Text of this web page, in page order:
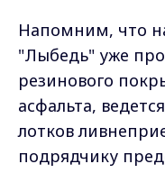
Напомним, что
"Лыбедь" уже
резинового
асфальта,
лотков
подрядчику